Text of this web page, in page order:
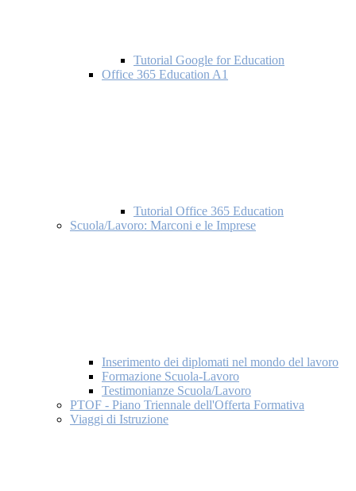
Tutorial Google for Education
Office 365 Education A1
Tutorial Office 365 Education
Scuola/Lavoro: Marconi e le Imprese
Inserimento dei diplomati nel mondo del lavoro
Formazione Scuola-Lavoro
Testimonianze Scuola/Lavoro
PTOF - Piano Triennale dell'Offerta Formativa
Viaggi di Istruzione